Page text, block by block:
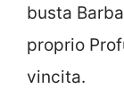
busta
proprio
vincita.